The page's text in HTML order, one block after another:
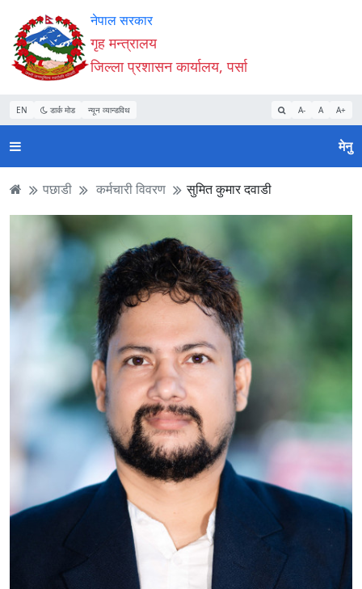
Accessibility
Mode
सुरु
गर्नुहोस्
सामाग्री
पढ्नुहाेस्
नेभिगेसन
पढ्नुहाेस्
वेबसाइट
खोजमा
जानुहोस्
नेपाल सरकार
गृह मन्त्रालय
जिल्ला प्रशासन कार्यालय, पर्सा
EN डार्क मोड न्यून व्यान्डविथ A- A A+
मेनु
पछाडी कर्मचारी विवरण सुमित कुमार दवाडी